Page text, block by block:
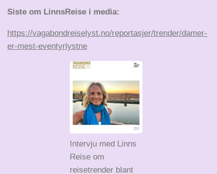
Siste om LinnsReise i media:
https://vagabondreiselyst.no/reportasjer/trender/damer-
er-mest-eventyrlystne
Intervju med Linns
Reise om
reisetrender blant